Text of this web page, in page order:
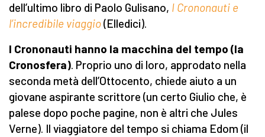
dell’ultimo libro di Paolo Gulisano, I Crononauti e
l’incredibile viaggio(Elledici).
I Crononauti hanno la macchina del tempo (la
Cronosfera). Proprio uno di loro, approdato nella
seconda metà dell’Ottocento, chiede aiuto a un
giovane aspirante scrittore (un certo Giulio che, è
palese dopo poche pagine, non è altri che Jules
Verne). Il viaggiatore del tempo si chiama Edom (il